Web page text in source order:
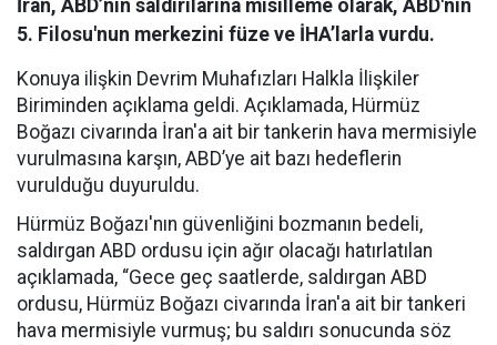
İran, ABD’nin saldırılarına misilleme olarak, ABD'nin
5. Filosu'nun merkezini füze ve İHA’larla vurdu.
Konuya ilişkin Devrim Muhafızları Halkla İlişkiler
Biriminden açıklama geldi. Açıklamada, Hürmüz
Boğazı civarında İran'a ait bir tankerin hava mermisiyle
vurulmasına karşın, ABD’ye ait bazı hedeflerin
vurulduğu duyuruldu.
Hürmüz Boğazı'nın güvenliğini bozmanın bedeli,
saldırgan ABD ordusu için ağır olacağı hatırlatılan
açıklamada, “Gece geç saatlerde, saldırgan ABD
ordusu, Hürmüz Boğazı civarında İran'a ait bir tankeri
hava mermisiyle vurmuş; bu saldırı sonucunda söz